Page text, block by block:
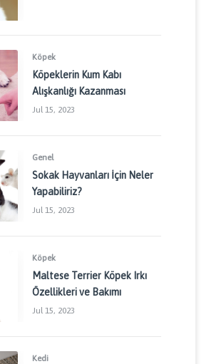
Köpek
Köpeklerin Kum Kabı
Alışkanlığı Kazanması
Jul 15, 2023
Genel
Sokak Hayvanları İçin Neler
Yapabiliriz?
Jul 15, 2023
Köpek
Maltese Terrier Köpek Irkı
Özellikleri ve Bakımı
Jul 15, 2023
Kedi